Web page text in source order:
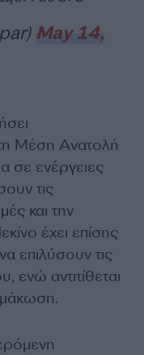
May 14,
Μέση Ανατολή
σε ενέργειες
τις
και την
έχει επίσης
επιλύσουν τις
αντιτίθεται